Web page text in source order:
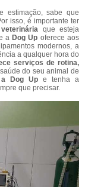
estimação, sabe que
isso, é importante ter
que esteja
a Dog Up oferece aos
modernos, a
a qualquer hora do
serviços de rotina,
do seu animal de
Dog Up e tenha a
que precisar.